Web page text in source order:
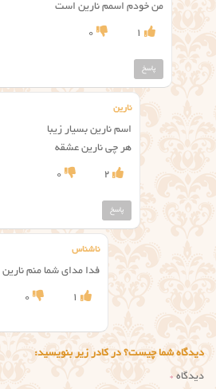
من خودم اسمم نارین است
1
0
پاسخ
نارین
اسم نارین بسیار زیبا
هر چی نارین عشقه
2
0
پاسخ
ناشناس
فدا مدای شما منم
1
0
دیدگاه شما چیست؟ در کادر زیر بنویسید:
دیدگاه*